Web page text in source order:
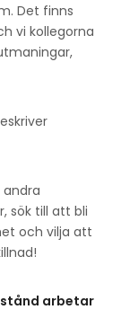
Det finns
vi kollegorna
sök till att bli
och vilja att
arbetar